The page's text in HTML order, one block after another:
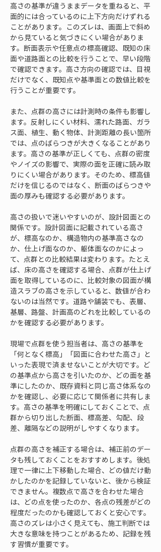
高さの基準が違うままデータを重ねると、平
面的には合っているのに上下方向だけずれる
ことがあります。このズレは、画面上で斜め
から見ていると気づきにくい場合がありま
す。断面表示や任意点の標高確認、既知の床
面や道路面との比較を行うことで、早い段階
で確認できます。高さ方向の確認では、目視
だけでなく、既知点や基準面との数値比較を
行うことが重要です。
また、点群の高さには計測時の条件も影響し
ます。反射しにくい材料、濡れた路面、ガラ
ス面、植生、動く物体、計測距離の長い箇所
では、点のばらつきが大きくなることがあり
ます。高さの基準が正しくても、点群の密度
やノイズの影響で、実際の面を正確に読み取
りにくい場合があります。そのため、標高値
だけを信じるのではなく、断面のばらつきや
面の厚みも確認する必要があります。
高さの扱いで迷いやすいのが、設計図面との
関係です。設計図面に記載されている高さ
が、標高なのか、構造物内の基準高さなの
か、仕上げ面なのか、躯体面なのかによっ
て、点群との比較結果は変わります。たとえ
ば、床の高さを確認する場合、点群が仕上げ
面を取得しているのに、比較対象の図面が構
造スラブの高さを示していると、数値が合わ
ないのは当然です。道路や舗装でも、表層、
基層、路盤、計画高のどれを比較しているの
かを確認する必要があります。
現場で点群を使う担当者は、高さの基準を
「何となく標高」「図面に合わせた高さ」と
いった表現で済ませないことが大切です。ど
の基準点から高さを引いたのか、どの面を基
準にしたのか、既存資料と同じ高さ体系なの
かを確認し、必要に応じて関係者に共有しま
す。高さの基準を明確にしておくことで、点
群から切り出した断面、標高差、勾配、段
差、離隔などの説明がしやすくなります。
点群の高さを補正する場合は、補正前のデー
タも残しておくことをおすすめします。後処
理で一律に上下移動した場合、どの値だけ動
かしたのかを記録していないと、後から検証
できません。複数点で高さを合わせた場合
は、どの点を使ったのか、各点の残差がどの
程度だったのかも確認しておくと安心です。
高さのズレは小さく見えても、施工判断では
大きな意味を持つことがあるため、記録を残
す習慣が重要です。